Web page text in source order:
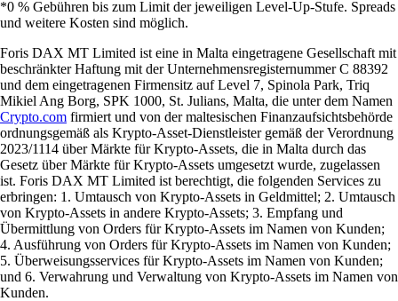
*0 % Gebühren bis zum Limit der jeweiligen Level-Up-Stufe. Spreads
und weitere Kosten sind möglich.
Foris DAX MT Limited ist eine in Malta eingetragene Gesellschaft mit
beschränkter Haftung mit der Unternehmensregisternummer C 88392
und dem eingetragenen Firmensitz auf Level 7, Spinola Park, Triq
Mikiel Ang Borg, SPK 1000, St. Julians, Malta, die unter dem Namen
Crypto.com firmiert und von der maltesischen Finanzaufsichtsbehörde
ordnungsgemäß als Krypto-Asset-Dienstleister gemäß der Verordnung
2023/1114 über Märkte für Krypto-Assets, die in Malta durch das
Gesetz über Märkte für Krypto-Assets umgesetzt wurde, zugelassen
ist. Foris DAX MT Limited ist berechtigt, die folgenden Services zu
erbringen: 1. Umtausch von Krypto-Assets in Geldmittel; 2. Umtausch
von Krypto-Assets in andere Krypto-Assets; 3. Empfang und
Übermittlung von Orders für Krypto-Assets im Namen von Kunden;
4. Ausführung von Orders für Krypto-Assets im Namen von Kunden;
5. Überweisungsservices für Krypto-Assets im Namen von Kunden;
und 6. Verwahrung und Verwaltung von Krypto-Assets im Namen von
Kunden.